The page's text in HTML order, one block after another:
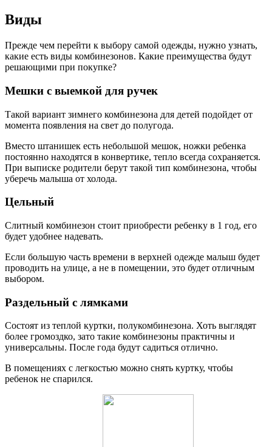
Виды
Прежде чем перейти к выбору самой одежды, нужно узнать,
какие есть виды комбинезонов. Какие преимущества будут
решающими при покупке?
Мешки с выемкой для ручек
Такой вариант зимнего комбинезона для детей подойдет от
момента появления на свет до полугода.
Вместо штанишек есть небольшой мешок, ножки ребенка
постоянно находятся в конвертике, тепло всегда сохраняется.
При выписке родители берут такой тип комбинезона, чтобы
уберечь малыша от холода.
Цельный
Слитный комбинезон стоит приобрести ребенку в 1 год, его
будет удобнее надевать.
Если большую часть времени в верхней одежде малыш будет
проводить на улице, а не в помещении, это будет отличным
выбором.
Раздельный с лямками
Состоят из теплой куртки, полукомбинезона. Хоть выглядят
более громоздко, зато такие комбинезоны практичны и
универсальны. После года будут садиться отлично.
В помещениях с легкостью можно снять куртку, чтобы
ребенок не спарился.